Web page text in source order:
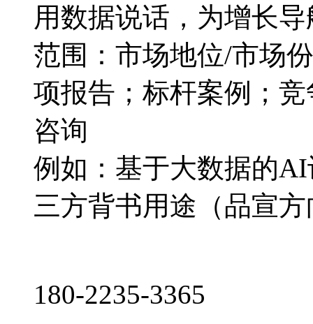
用数据说话，为增长导
范围：市场地位/市场
项报告；标杆案例；
咨询
例如：基于大数据的
三方背书用途（品宣
180-2235-3365